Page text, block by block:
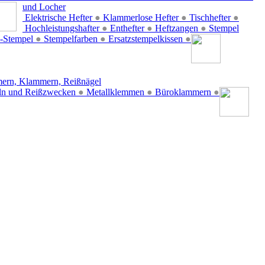
und Locher
Elektrische Hefter ● Klammerlose Hefter ● Tischhefter ●
Hochleistungshafter ● Enthefter ● Heftzangen ● Stempel
● Stempelfarben ● Ersatzstempelkissen ●
Klammern, Reißnägel
und Reißzwecken ● Metallklemmen ● Büroklammern ●